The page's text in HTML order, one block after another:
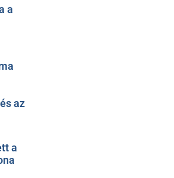
a
az
a